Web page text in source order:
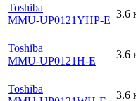
Toshiba
MMU-UP0121YHP-E
3.6
Toshiba
MMU-UP0121H-E
3.6
Toshiba
3.6